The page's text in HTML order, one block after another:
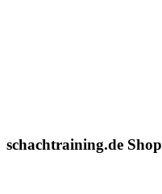
schachtraining.de Shop